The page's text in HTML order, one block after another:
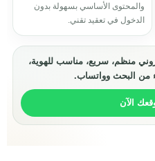
والمحتوى الأساسي بسهولة بدون
الدخول في تعقيد تقني.
منظم، سريع، مناسب للهوية،
من البحث وواتساب.
الآن